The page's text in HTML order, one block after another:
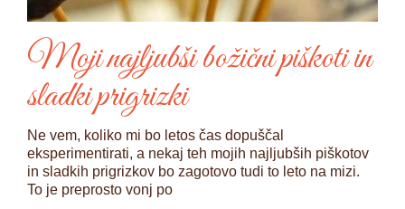
Moji najljubši božični piškoti in
sladki prigrizki
Ne vem, koliko mi bo letos čas dopuščal
eksperimentirati, a nekaj teh mojih najljubših piškotov
in sladkih prigrizkov bo zagotovo tudi to leto na mizi.
To je preprosto vonj po